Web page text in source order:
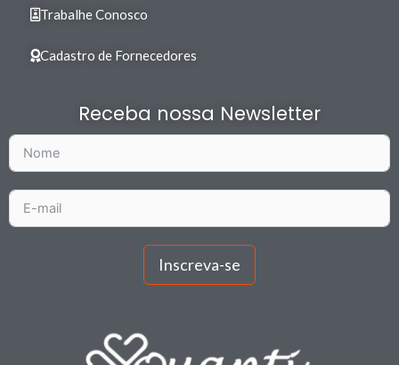
Trabalhe Conosco
Cadastro de Fornecedores
Receba nossa Newsletter
Inscreva-se